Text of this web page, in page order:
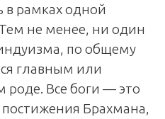
в рамках одной
не менее, ни один
по общему
главным или
роде. Все боги — это
Брахмана,